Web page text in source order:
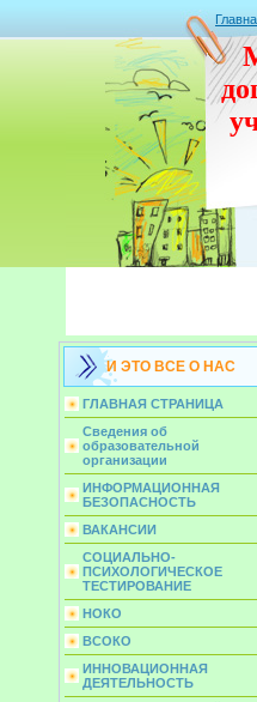
И ЭТО ВСЕ О НАС
ГЛАВНАЯ СТРАНИЦА
Сведения об
образовательной
организации
ИНФОРМАЦИОННАЯ
БЕЗОПАСНОСТЬ
ВАКАНСИИ
СОЦИАЛЬНО-
ПСИХОЛОГИЧЕСКОЕ
ТЕСТИРОВАНИЕ
НОКО
ВСОКО
ИННОВАЦИОННАЯ
ДЕЯТЕЛЬНОСТЬ